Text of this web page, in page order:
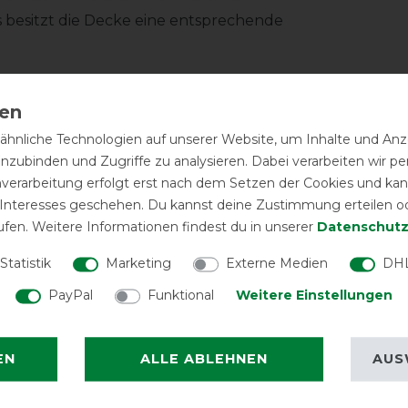
die Decke eine entsprechende
Variante: Back on Track
Technologien auf unserer Website, um Inhalte und
und Zugriffe zu analysieren. Dabei verarbeiten wir
erfolgt erst nach dem Setzen der Cookies und
geschehen. Du kannst deine Zustimmung erteilen
Weitere Informationen findest du in unserer
Statistik Marketing Externe Medien
PayPal
Funktional Weitere Einstellungen
ALLE ABLEHNEN